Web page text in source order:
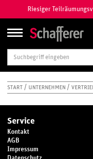
Riesiger
START UNTERNEHMEN
Service
Kontakt
AGB
Impressum